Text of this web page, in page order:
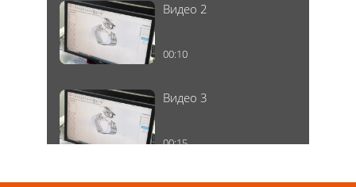
Видео 2
00:10
Видео 3
00:15